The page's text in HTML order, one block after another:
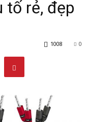
tố rẻ, đẹp
0
1008